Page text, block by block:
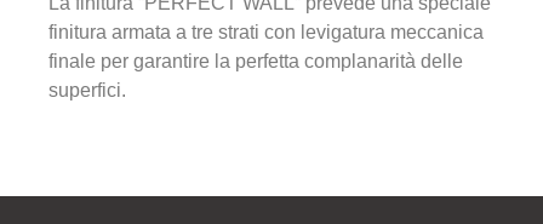
finitura armata a tre strati con levigatura meccanica
finale per garantire la perfetta complanarità delle
superfici.